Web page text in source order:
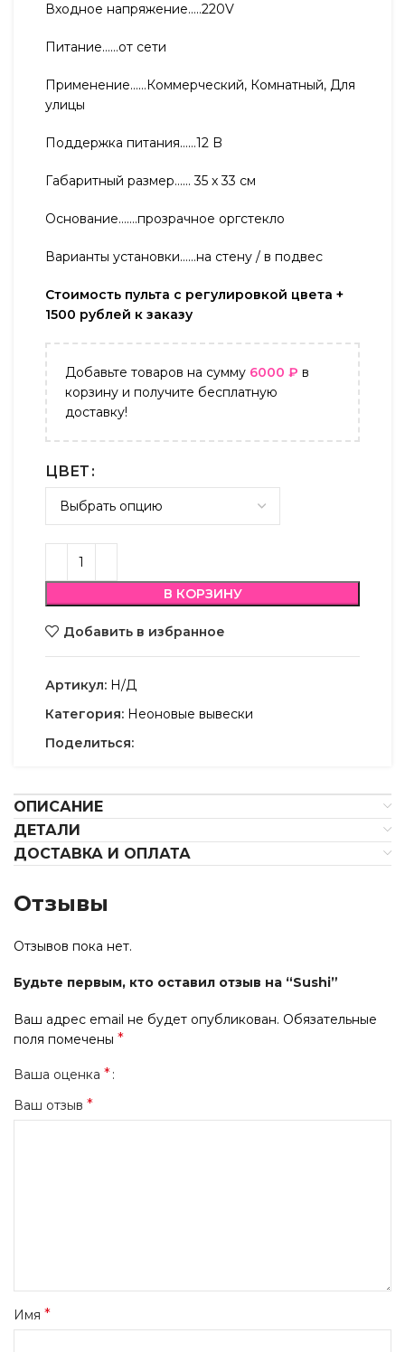
Входное напряжение…..220V
Питание……от сети
Применение……Коммерческий, Комнатный, Для
улицы
Поддержка питания……12 B
Габаритный размер…… 35 x 33 см
Основание…….прозрачное оргстекло
Варианты установки……на стену / в подвес
Стоимость пульта с регулировкой цвета +
1500 рублей к заказу
Добавьте товаров на сумму 6000 ₽ в
корзину и получите бесплатную
доставку!
ЦВЕТ
В КОРЗИНУ
Добавить в избранное
Артикул: Н/Д
Категория: Неоновые вывески
Поделиться:
ОПИСАНИЕ
ДЕТАЛИ
ДОСТАВКА И ОПЛАТА
Отзывы
Отзывов пока нет.
Будьте первым, кто оставил отзыв на “Sushi”
Ваш адрес email не будет опубликован. Обязательные
поля помечены *
Ваша оценка *
Ваш отзыв *
Имя *